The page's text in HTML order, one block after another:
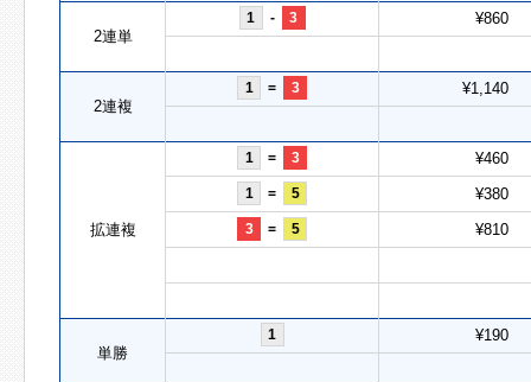
2連単
1 - 3 ¥860
2連複
1 = 3 ¥1,140
拡連複
1 = 3 ¥460
1 = 5 ¥380
3 = 5 ¥810
単勝
1 ¥190